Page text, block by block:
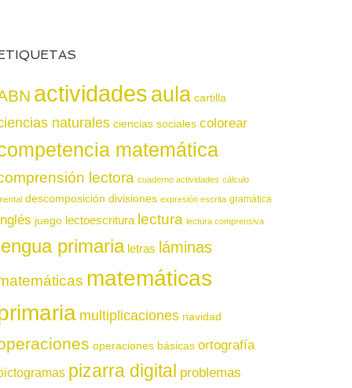
actividadesaula cartilla
naturales ciencias sociales colorear
matemática
lectora cuaderno actividades cálculo
descomposición divisiones expresión escrita gramática
juego lectoescritura lectura lectura comprensiva
primaria letras láminas
matemáticas
multiplicaciones navidad
operaciones básicas ortografía
pizarra digital problemas